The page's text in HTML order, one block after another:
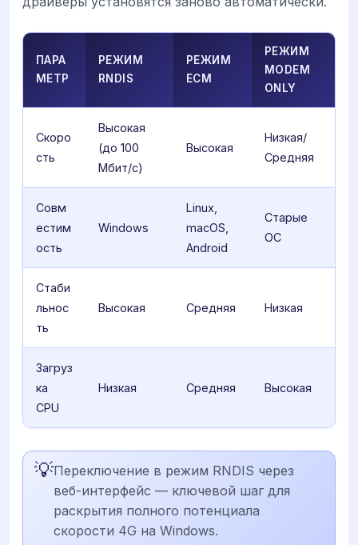
ПАРА
МЕТР
РЕЖИМ
RNDIS
РЕЖИМ
ECM
РЕЖИМ
MODEM
ONLY
Скоро
сть
Высокая
(до 100
Мбит/с)
Высокая
Низкая/
Средняя
Совм
естим
ость
Windows
Linux,
macOS,
Android
Старые
ОС
Стаби
льнос
ть
Высокая Средняя Низкая
Загруз
ка
CPU
Низкая Средняя Высокая
💡Переключение в режим RNDIS через
веб-интерфейс — ключевой шаг для
раскрытия полного потенциала
скорости 4G на Windows.